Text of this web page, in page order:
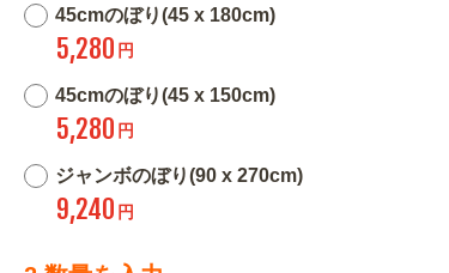
45cmのぼり(45 x 180cm)
5,280 円
45cmのぼり(45 x 150cm)
5,280 円
ジャンボのぼり(90 x 270cm)
9,240 円